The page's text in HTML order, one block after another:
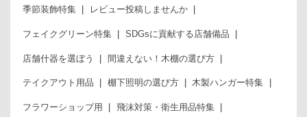
季節装飾特集 レビュー投稿しませんか
フェイクグリーン特集 SDGsに貢献する店舗備品
店舗什器を選ぼう 間違えない！木棚の選び方
テイクアウト用品 棚下照明の選び方 木製ハンガー特集
フラワーショップ用 飛沫対策・衛生用品特集